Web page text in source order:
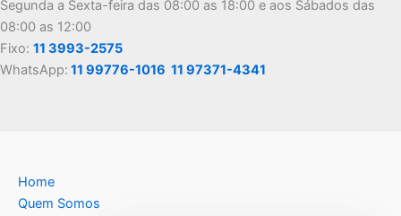
Segunda a Sexta-feira das 08:00 as 18:00 e aos Sábados das
08:00 as 12:00
Fixo: 11 3993-2575
WhatsApp: 11 99776-1016 11 97371-4341
Home
Quem Somos